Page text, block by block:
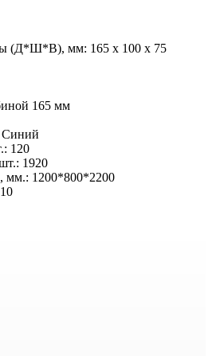
(Д*Ш*В), мм: 165 x 100 x 75
165 мм
Синий
120
1920
мм.: 1200*800*2200